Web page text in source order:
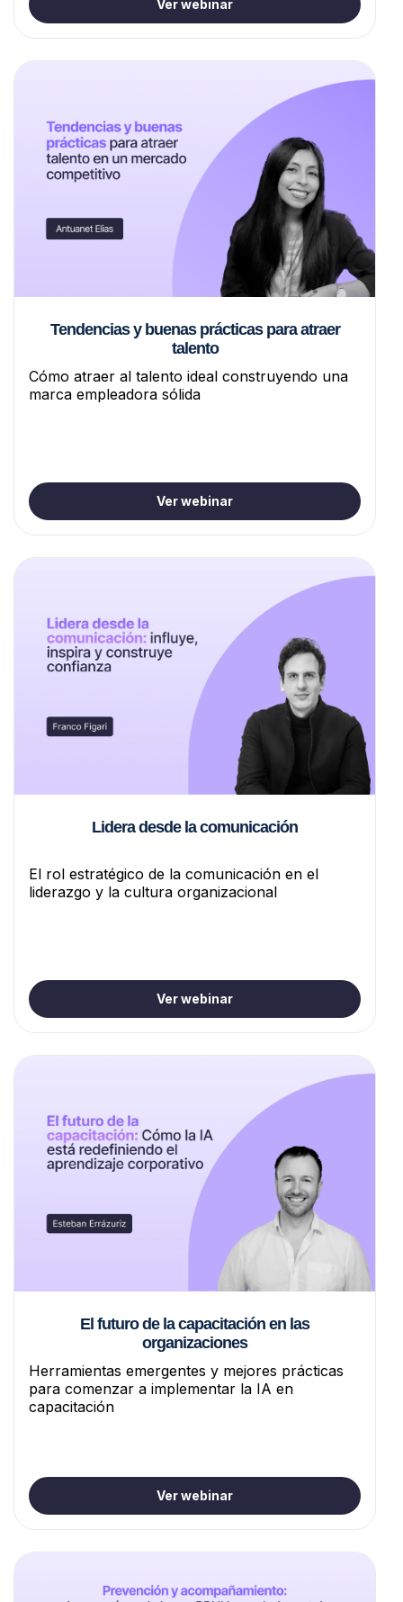
Ver webinar
Tendencias y buenas prácticas para atraer
talento
Cómo atraer al talento ideal construyendo una
marca empleadora sólida
Ver webinar
Lidera desde la comunicación
El rol estratégico de la comunicación en el
liderazgo y la cultura organizacional
Ver webinar
El futuro de la capacitación en las
organizaciones
Herramientas emergentes y mejores prácticas
para comenzar a implementar la IA en
capacitación
Ver webinar